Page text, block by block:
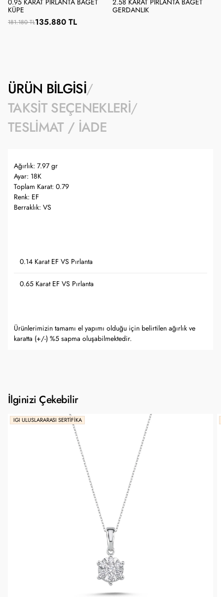
0.95 KARAT PIRLANTA BAGET
KÜPE
181.180 TL135.880 TL
2.58 KARAT PIRLANTA BAGET
GERDANLIK
ÜRÜN BILGISI
TAKSIT SEÇENEKLERI
TESLIMAT / İADE
Ağırlık: 7.97 gr
Ayar: 18K
Toplam Karat: 0.79
Renk: EF
Berraklık: VS
0.14 Karat EF VS Pırlanta
0.65 Karat EF VS Pırlanta
Ürünlerimizin tamamı el yapımı olduğu için belirtilen ağırlık ve
karatta (+/-) %5 sapma oluşabilmektedir.
İlginizi Çekebilir
IGI ULUSLARARASI SERTIFIKA